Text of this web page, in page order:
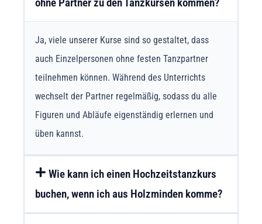
Ja, viele unserer Kurse sind so gestaltet, dass
auch Einzelpersonen ohne festen Tanzpartner
teilnehmen können. Während des Unterrichts
wechselt der Partner regelmäßig, sodass du alle
Figuren und Abläufe eigenständig erlernen und
üben kannst.
Wie kann ich einen Hochzeitstanzkurs
buchen, wenn ich aus Holzminden komme?